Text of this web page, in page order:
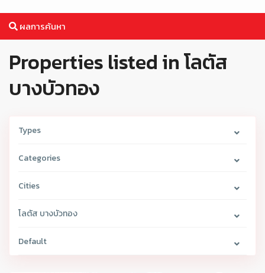
ผลการค้นหา
Properties listed in โลตัส
บางบัวทอง
Types
Categories
Cities
โลตัส บางบัวทอง
Default